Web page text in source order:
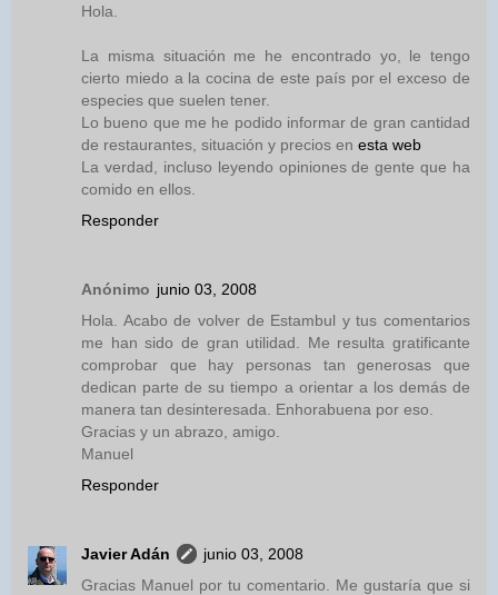
Hola.
La misma situación me he encontrado yo, le tengo
cierto miedo a la cocina de este país por el exceso de
especies que suelen tener.
Lo bueno que me he podido informar de gran cantidad
de restaurantes, situación y precios en esta web
La verdad, incluso leyendo opiniones de gente que ha
comido en ellos.
Responder
Anónimo junio 03, 2008
Hola. Acabo de volver de Estambul y tus comentarios
me han sido de gran utilidad. Me resulta gratificante
comprobar que hay personas tan generosas que
dedican parte de su tiempo a orientar a los demás de
manera tan desinteresada. Enhorabuena por eso.
Gracias y un abrazo, amigo.
Manuel
Responder
Javier Adán
junio 03, 2008
Gracias Manuel por tu comentario. Me gustaría que si